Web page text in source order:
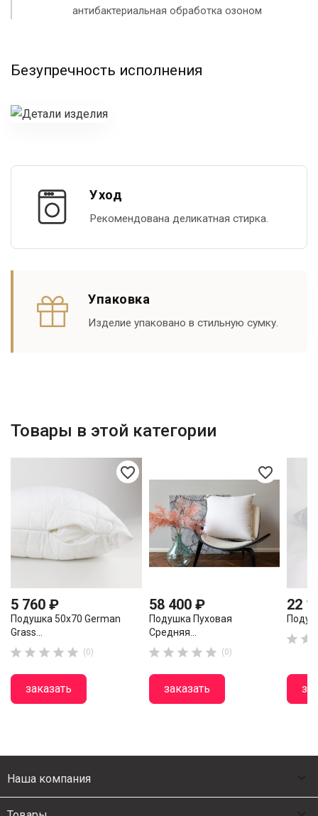
антибактериальная обработка озоном
Безупречность исполнения
Уход
Рекомендована деликатная стирка.
Упаковка
Изделие упаковано в стильную сумку.
Товары в этой категории
favorite_border
5 760 ₽
Подушка 50х70 German
Grass...
     (0)
заказать
favorite_border
58 400 ₽
Подушка Пуховая
Средняя...
     (0)
заказать
22
 
Наша компания